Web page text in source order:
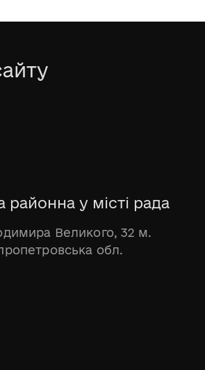
районна у місті рада
Великого, 32 м.
обл.